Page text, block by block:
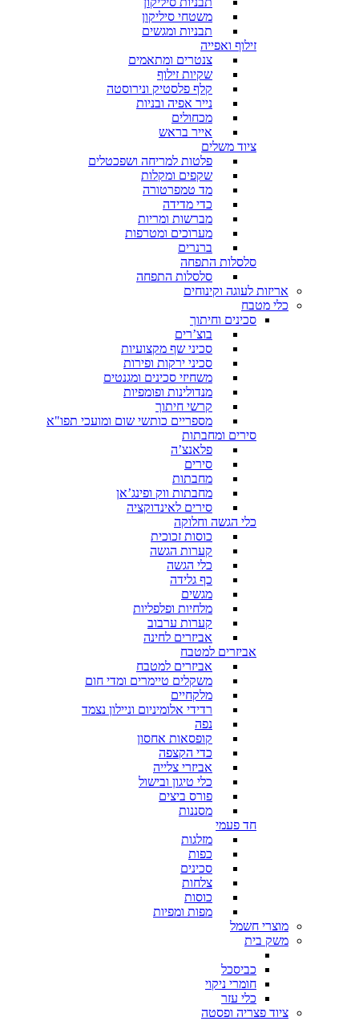
משטחי סיליקון
תבניות ומגשים
זילוף ואפייה
צנטרים ומתאמים
שקיות זילוף
קלף פלסטיק ונירוסטה
נייר אפיה ובניות
מכחולים
אייר בראש
ציוד משלים
פלטות למריחה ושפכטלים
שקפים ומקלות
מד טמפרטורה
כדי מדידה
מברשות ומריות
מערוכים ומטרפות
ברנרים
סלסלות התפחה
סלסלות התפחה
אריזות לעוגה וקינוחים
כלי מטבח
סכינים וחיתוך
בוצ’רים
סכיני שף מקצועיות
סכיני ירקות ופירות
משחיזי סכינים ומגנטים
מנדולינות ופומפיות
קרשי חיתוך
מספריים כותשי שום ומועכי תפו"א
סירים ומחבתות
פלאנצ’ה
סירים
מחבתות
מחבתות ווק ופינג’אן
סירים לאינדוקציה
כלי הגשה וחלוקה
כוסות זכוכית
קערות הגשה
כלי הגשה
כף גלידה
מגשים
מלחיות ופלפליות
קערות ערבוב
אביזרים לחינה
אביזרים למטבח
אביזרים למטבח
משקלים טיימרים ומדי חום
מלקחיים
רדידי אלומיניום וניילון נצמד
נפה
קופסאות אחסון
כדי הקצפה
אביזרי צלייה
כלי טיגון ובישול
פורס ביצים
מסננות
חד פעמי
מזלגות
כפות
סכינים
צלחות
כוסות
מפות ומפיות
מוצרי חשמל
משק בית
כביסכל
חומרי ניקוי
כלי עזר
ציוד פצריה ופסטה